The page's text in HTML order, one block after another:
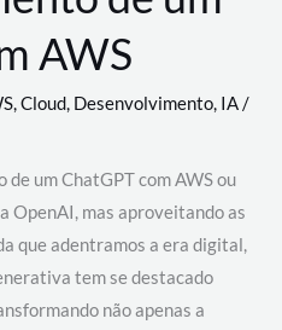
AWS
,Cloud, Desenvolvimento, IA/
de um ChatGPT com AWS ou
OpenAI, mas aproveitando as
que adentramos a era digital,
tem se destacado
não apenas a